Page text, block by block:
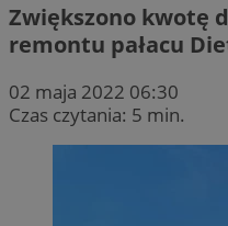
Zwiększono kwotę
remontu pałacu
02 maja 2022 06:30
Czas czytania: 5 min.